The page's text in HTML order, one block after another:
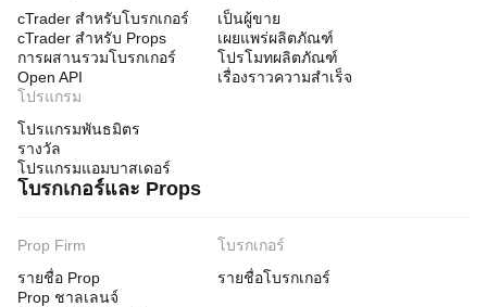
cTrader สำหรับโบรกเกอร์
cTrader สำหรับ Props
การผสานรวมโบรกเกอร์
Open API
เป็นผู้ขาย
เผยแพร่ผลิตภัณฑ์
โปรโมทผลิตภัณฑ์
เรื่องราวความสำเร็จ
โปรแกรม
โปรแกรมพันธมิตร
รางวัล
โปรแกรมแอมบาสเดอร์
โบรกเกอร์และ Props
Prop Firm
รายชื่อ Prop
Prop ชาลเลนจ์
โบรกเกอร์
รายชื่อโบรกเกอร์